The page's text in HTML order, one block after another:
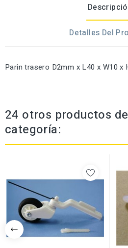
Detalles Del
Parin trasero D2mm x L40 x W10 x
24 otros productos
categoría: